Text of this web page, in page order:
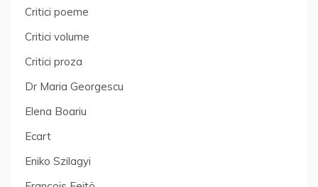
Critici poeme
Critici volume
Critici proza
Dr Maria Georgescu
Elena Boariu
Ecart
Eniko Szilagyi